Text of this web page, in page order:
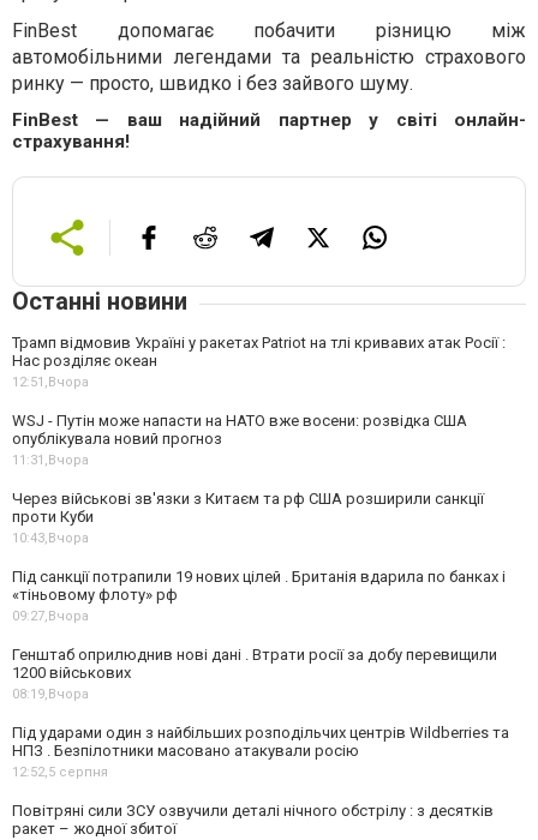
FinBest допомагає побачити різницю між
автомобільними легендами та реальністю страхового
ринку — просто, швидко і без зайвого шуму.
FinBest — ваш надійний партнер у світі онлайн-
страхування!
Останні новини
Трамп відмовив Україні у ракетах Patriot на тлі кривавих атак Росії :
Нас розділяє океан
12:51, Вчора
WSJ - Путін може напасти на НАТО вже восени: розвідка США
опублікувала новий прогноз
11:31, Вчора
Через військові зв'язки з Китаєм та рф США розширили санкції
проти Куби
10:43, Вчора
Під санкції потрапили 19 нових цілей . Британія вдарила по банках і
«тіньовому флоту» рф
09:27, Вчора
Генштаб оприлюднив нові дані . Втрати росії за добу перевищили
1200 військових
08:19, Вчора
Під ударами один з найбільших розподільчих центрів Wildberries та
НПЗ . Безпілотники масовано атакували росію
12:52,5 серпня
Повітряні сили ЗСУ озвучили деталі нічного обстрілу : з десятків
ракет – жодної збитої